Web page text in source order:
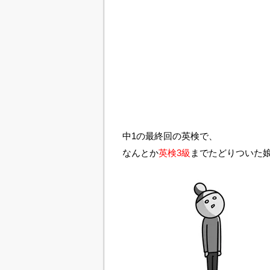
中1の最終回の英検で、
なんとか英検3級 までたどりついた